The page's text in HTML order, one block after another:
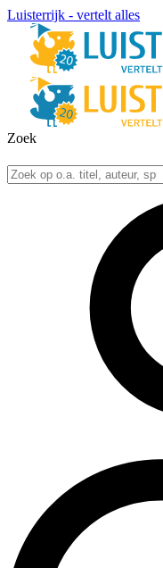
Luisterrijk - vertelt alles
Zoek